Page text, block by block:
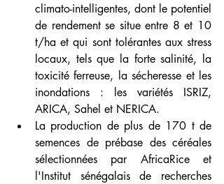
climato-intelligentes, dont le potentiel
de rendement se situe entre 8 et 10
t/ha et qui sont tolérantes aux stress
locaux, tels que la forte salinité, la
toxicité ferreuse, la sécheresse et les
inondations : les variétés ISRIZ,
ARICA, Sahel et NERICA.
La production de plus de 170 t de
semences de prébase des céréales
sélectionnées par AfricaRice et
l'Institut sénégalais de recherches